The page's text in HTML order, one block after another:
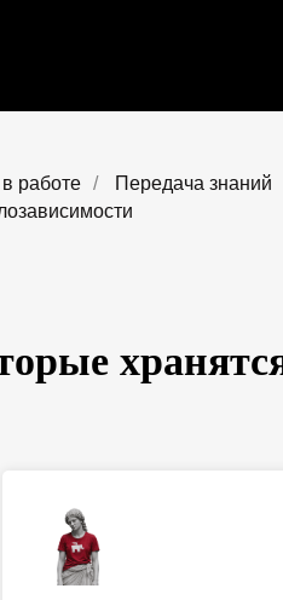
работе / Передача знаний